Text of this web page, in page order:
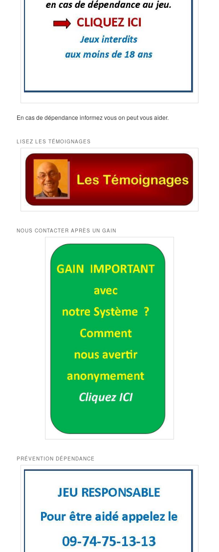
En cas de dépendance informez vous on peut vous aider.
LISEZ LES TÉMOIGNAGES
NOUS CONTACTER APRÈS UN GAIN
PRÉVENTION DÉPENDANCE